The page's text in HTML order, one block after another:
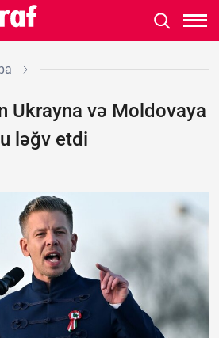
Ukrayna və Moldovaya
ləğv etdi